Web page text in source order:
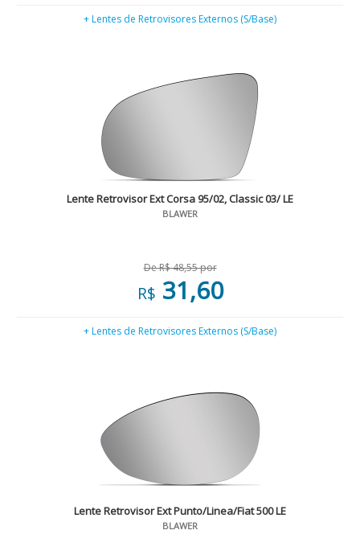
+ Lentes de Retrovisores Externos (S/Base)
Lente Retrovisor Ext Corsa 95/02, Classic 03/ LE
BLAWER
De R$ 48,55 por
R$ 31,60
+ Lentes de Retrovisores Externos (S/Base)
Lente Retrovisor Ext Punto/Linea/Fiat 500 LE
BLAWER